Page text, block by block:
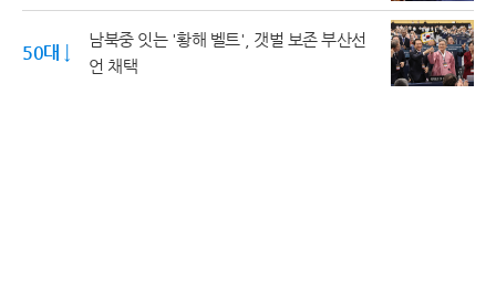
50대 ↓
남북중 잇는 '황해 벨트', 갯벌 보존 부산선
언 채택